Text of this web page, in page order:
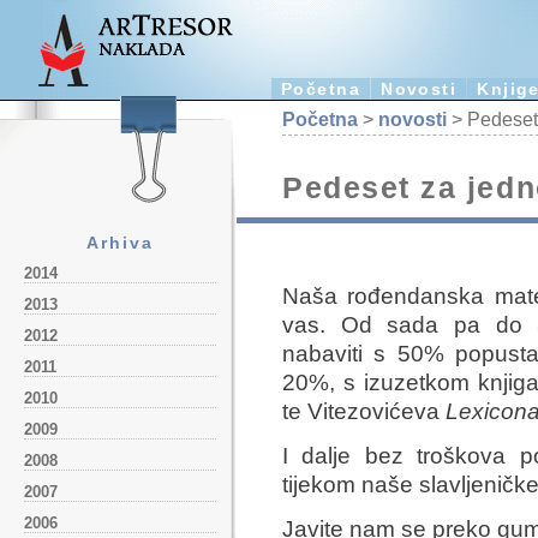
Početna Novosti
Arhiva
2014
2013
2012
2011
2010
2009
2008
2007
2006
Početna > novosti >
Pedeset za
Naša rođendanska
vas. Od sada pa do
nabaviti s 50%
20%, s izuzetkom
te Vitezovićeva
I dalje bez troškova
tijekom naše
Javite nam se preko